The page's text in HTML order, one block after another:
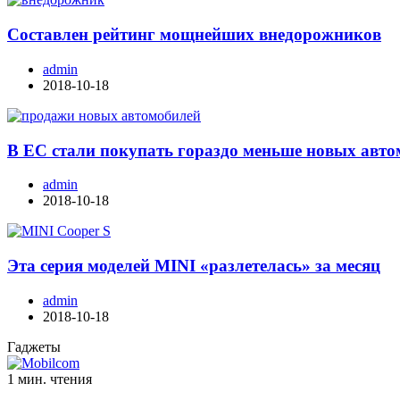
Составлен рейтинг мощнейших внедорожников
admin
2018-10-18
В ЕС стали покупать гораздо меньше новых
admin
2018-10-18
Эта серия моделей MINI «разлетелась» за месяц
admin
2018-10-18
Гаджеты
1 мин. чтения